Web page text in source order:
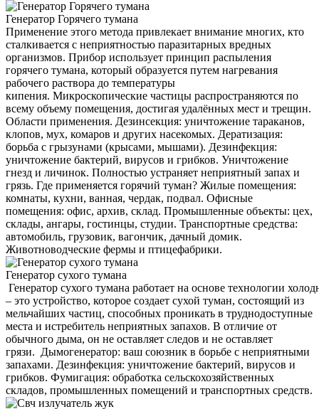
Генератор Горячего тумана
Применение этого метода привлекает внимание многих, кто
сталкивается с неприятностью паразитарных вредных
организмов. Прибор использует принцип распыления
горячего тумана, который образуется путем нагревания
рабочего раствора до температуры
кипения. Микроскопические частицы распространяются по
всему объему помещения, достигая удалённых мест и трещин.
Области применения. Дезинсекция: уничтожение тараканов,
клопов, мух, комаров и других насекомых. Дератизация:
борьба с грызунами (крысами, мышами). Дезинфекция:
уничтожение бактерий, вирусов и грибков. Уничтожение
гнезд и личинок. Полностью устраняет неприятный запах и
грязь. Где применяется горячий туман? Жилые помещения:
комнаты, кухни, ванная, чердак, подвал. Офисные
помещения: офис, архив, склад. Промышленные объекты: цех,
склады, ангары, гостинцы, студии. Транспортные средства:
автомобиль, грузовик, вагончик, дачный домик.
Животноводческие фермы и птицефабрики.
Генератор сухого тумана
Генератор сухого тумана работает на основе технологии
– это устройство, которое создает сухой туман, состоящий из
мельчайших частиц, способных проникать в труднодоступные
места и истребитель неприятных запахов. В отличие от
обычного дыма, он не оставляет следов и не оставляет
грязи. Дымогенератор: ваш союзник в борьбе с неприятными
запахами. Дезинфекция: уничтожение бактерий, вирусов и
грибков. Фумигация: обработка сельскохозяйственных
складов, промышленных помещений и транспортных средств.